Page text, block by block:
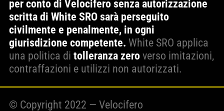
per conto di Velocifero senza autorizzazione
scritta di White SRO sarà perseguito
civilmente e penalmente, in ogni
giurisdizione competente. White SRO applica
una politica di tolleranza zero verso imitazioni,
contraffazioni e utilizzi non autorizzati.
© Copyright 2022 — Velocifero